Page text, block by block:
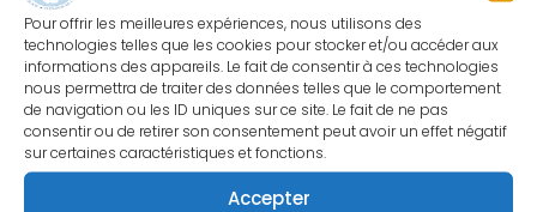
Pour offrir les meilleures expériences, nous utilisons des
technologies telles que les cookies pour stocker et/ou accéder aux
informations des appareils. Le fait de consentir à ces technologies
nous permettra de traiter des données telles que le comportement
de navigation ou les ID uniques sur ce site. Le fait de ne pas
consentir ou de retirer son consentement peut avoir un effet négatif
sur certaines caractéristiques et fonctions.
Accepter
de
la
Main
Société Française de
Chirurgie de la Main